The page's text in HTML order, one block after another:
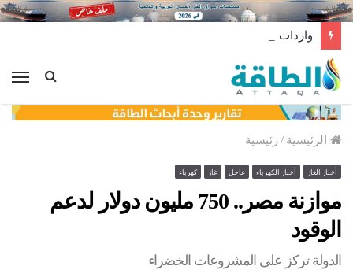
واردات المغرب من الغاز ترتفع 15% في شهر يوليو
الرئيسية /رئيسية
أخبار الغاز أخبار الكهرباء عاجل غاز كهرباء
موازنة مصر.. 750 مليون دولار لدعم
الوقود
الدولة تركز على المشروعات الخضراء